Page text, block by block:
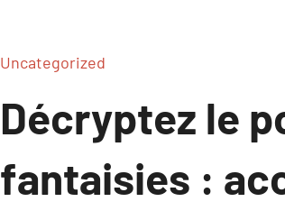
Uncategorized
Décryptez le
fantaisies :